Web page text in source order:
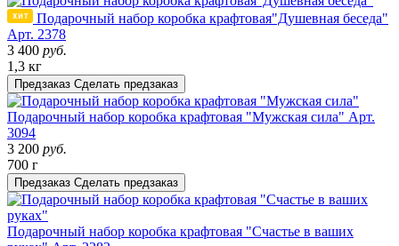
Подарочный набор коробка крафтовая"Душевная беседа"
Арт. 2378
3 400 руб.
1,3 кг
Предзаказ Сделать предзаказ
Подарочный набор коробка крафтовая "Мужская сила" Арт.
3094
3 200 руб.
700 г
Предзаказ Сделать предзаказ
Подарочный набор коробка крафтовая "Счастье в ваших